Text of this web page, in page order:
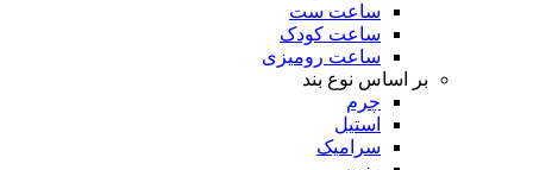
ساعت ست
ساعت کودک
ساعت رومیزی
بر اساس نوع بند
چرم
استیل
سرامیک